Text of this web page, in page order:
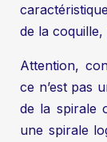
de la
Attention,
ce n’est pas
de la spirale
une spirale